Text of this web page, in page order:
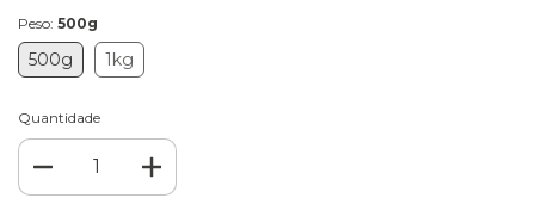
Peso: 500g
500g 1kg
Quantidade